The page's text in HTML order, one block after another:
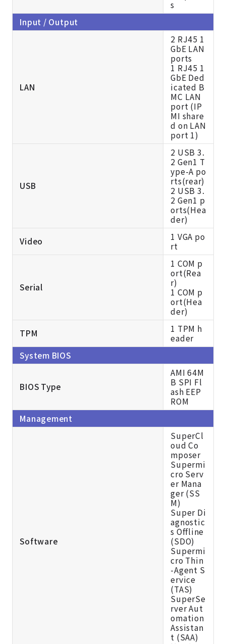
s
Input / Output
LAN
2 RJ45 1
GbE LAN
ports
1 RJ45 1
GbE Ded
icated B
MC LAN
port (IP
MI share
d on LAN
port 1)
USB
2 USB 3.
2 Gen1 T
ype-A po
rts(rear)
2 USB 3.
2 Gen1 p
orts(Hea
der)
Video
1 VGA po
rt
Serial
1 COM p
ort(Rea
r)
1 COM p
ort(Hea
der)
TPM
1 TPM h
eader
System BIOS
BIOS Type
AMI 64M
B SPI Fl
ash EEP
ROM
Management
Software
SuperCl
oud Co
mposer
Supermi
cro Serv
er Mana
ger (SS
M)
Super Di
agnostic
s Offline
(SDO)
Supermi
cro Thin
-Agent S
ervice
(TAS)
SuperSe
rver Aut
omation
Assistan
t (SAA)